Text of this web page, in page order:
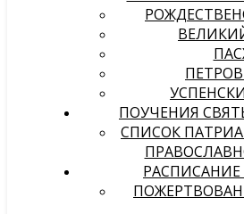
ПОУЧЕНИЯ
СПИСОК
РАСПИСАНИЕ